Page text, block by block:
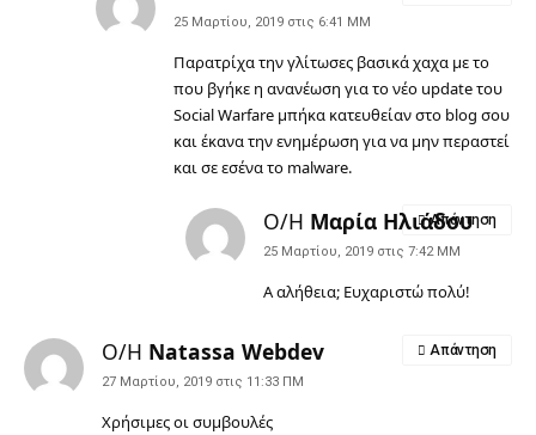
25 Μαρτίου, 2019 στις 6:41 ΜΜ
Παρατρίχα την γλίτωσες βασικά χαχα με το
που βγήκε η ανανέωση για το νέο update του
Social Warfare μπήκα κατευθείαν στο blog σου
και έκανα την ενημέρωση για να μην περαστεί
και σε εσένα το malware.
Ο/Η Μαρία Ηλιάδου
25 Μαρτίου, 2019 στις 7:42 ΜΜ
Α αλήθεια; Ευχαριστώ πολύ!
Απάντηση
Ο/Η Natassa Webdev
27 Μαρτίου, 2019 στις 11:33 ΠΜ
Χρήσιμες οι συμβουλές
Απάντηση